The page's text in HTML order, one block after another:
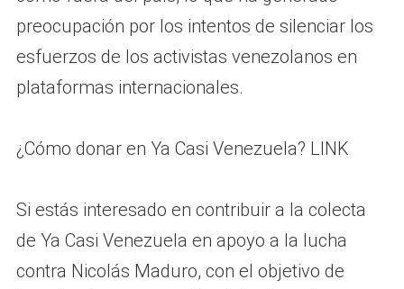
preocupación por los intentos de silenciar los
esfuerzos de los activistas venezolanos en
plataformas internacionales.
¿Cómo donar en Ya Casi Venezuela? LINK
Si estás interesado en contribuir a la colecta
de Ya Casi Venezuela en apoyo a la lucha
contra Nicolás Maduro, con el objetivo de